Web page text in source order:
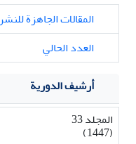
المقالات الجاهزة للنشر
العدد الحالي
أرشيف الدورية
المجلد 33
(1447)